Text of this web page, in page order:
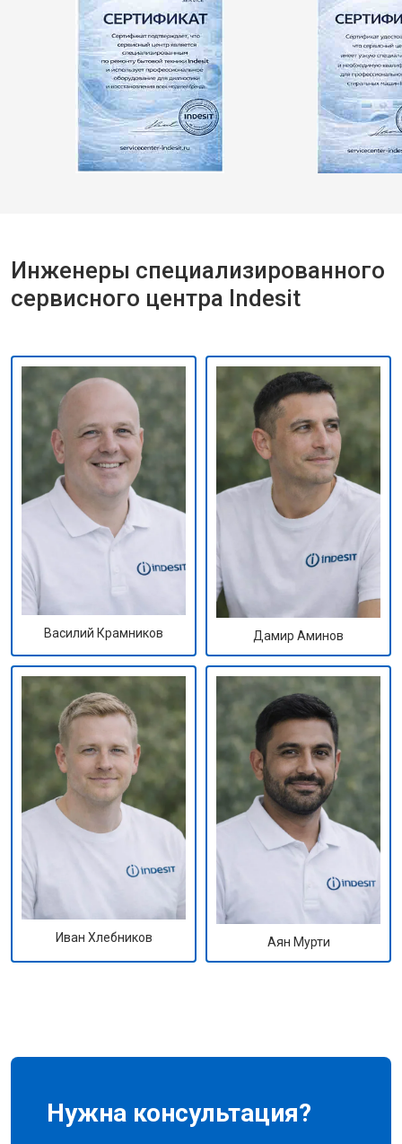
Инженеры специализированного
сервисного центра Indesit
Василий Крамников Дамир Аминов
Иван Хлебников Аян Мурти
Нужна консультация?